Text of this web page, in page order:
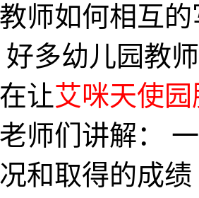
师如何相互
好多幼儿园教
让艾咪天使园
师们讲解：
和取得的成